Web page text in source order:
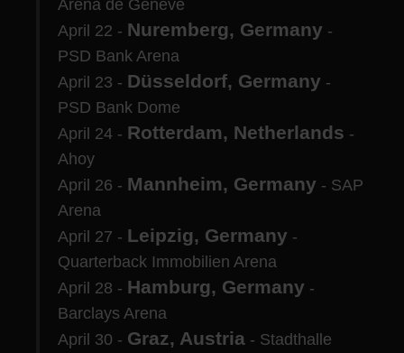
Arena de Genève
April 22 - Nuremberg, Germany -
PSD Bank Arena
April 23 - Düsseldorf, Germany -
PSD Bank Dome
April 24 - Rotterdam, Netherlands -
Ahoy
April 26 - Mannheim, Germany - SAP
Arena
April 27 - Leipzig, Germany -
Quarterback Immobilien Arena
April 28 - Hamburg, Germany -
Barclays Arena
April 30 - Graz, Austria - Stadthalle